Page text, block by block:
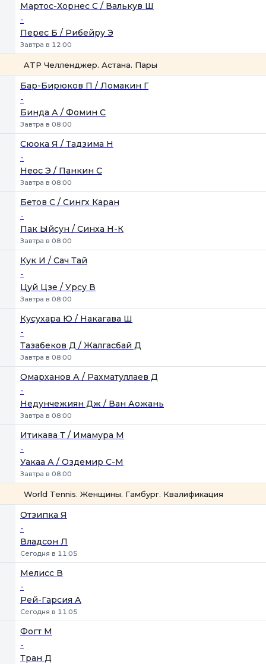
Мартос-Хорнес С / Валькув Ш
-
Перес Б / Рибейру Э
Завтра в 12:00
ATP Челленджер. Астана. Пары
Бар-Бирюков П / Ломакин Г
-
Бинда А / Фомин С
Завтра в 08:00
Сюока Я / Тадзима Н
-
Неос Э / Панкин С
Завтра в 08:00
Бетов С / Сингх Каран
-
Пак Ыйсун / Синха Н-К
Завтра в 08:00
Кук И / Сач Тай
-
Цуй Цзе / Урсу В
Завтра в 08:00
Кусухара Ю / Накагава Ш
-
Тазабеков Д / Жалгасбай Д
Завтра в 08:00
Омарханов А / Рахматуллаев Д
-
Недунчежиян Дж / Ван Аожань
Завтра в 08:00
Итикава Т / Имамура М
-
Уакаа А / Оздемир С-М
Завтра в 08:00
World Tennis. Женщины. Гамбург. Квалификация
Отзипка Я
-
Владсон Л
Сегодня в 11:05
Мелисс В
-
Рей-Гарсия А
Сегодня в 11:05
Фогт М
-
Тран Д